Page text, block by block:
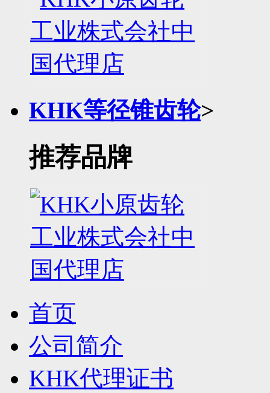
KHK等径锥齿轮>
推荐品牌
首页
公司简介
KHK代理证书